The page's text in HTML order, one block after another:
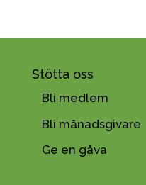
Stötta oss
Bli medlem
Bli månadsgivare
Ge en gåva